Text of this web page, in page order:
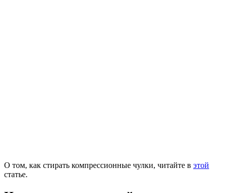
О том, как стирать компрессионные чулки, читайте в этой
статье.